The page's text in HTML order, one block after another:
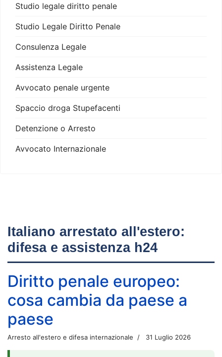
Studio legale diritto penale
Studio Legale Diritto Penale
Consulenza Legale
Assistenza Legale
Avvocato penale urgente
Spaccio droga Stupefacenti
Detenzione o Arresto
Avvocato Internazionale
Italiano arrestato all'estero:
difesa e assistenza h24
Diritto penale europeo:
cosa cambia da paese a
paese
Arresto all'estero e difesa internazionale 31 Luglio 2026